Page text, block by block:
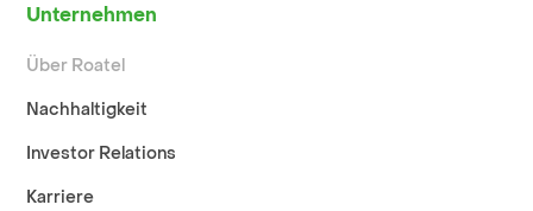
Unternehmen
Über Roatel
Nachhaltigkeit
Investor Relations
Karriere